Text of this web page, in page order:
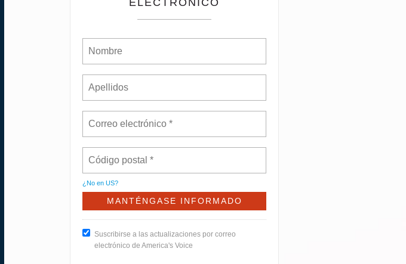
¿No en US?
Suscribirse a las actualizaciones por correo
electrónico de America's Voice